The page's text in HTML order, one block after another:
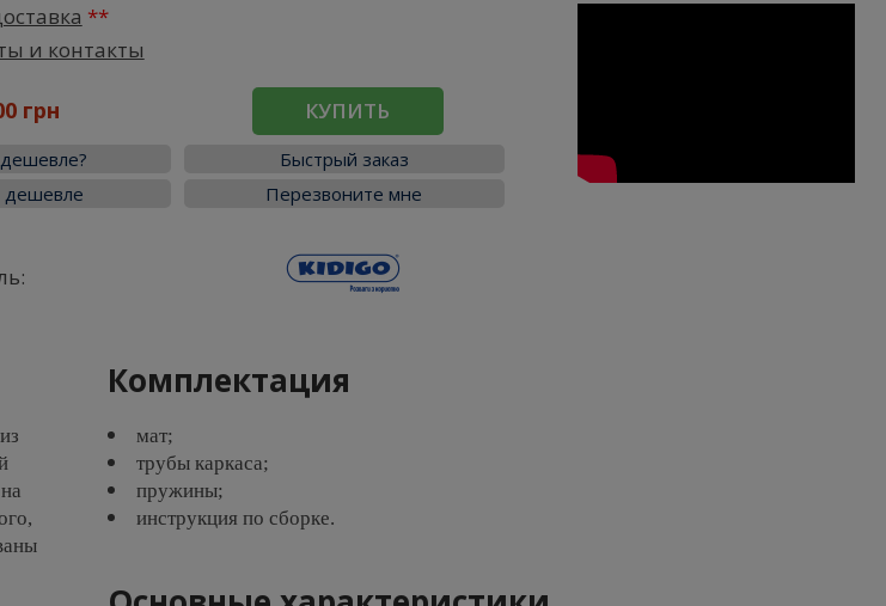
и контакты
грн КУПИТЬ
Быстрый заказ
дешевле
Перезвоните мне
Комплектация
мат;
трубы каркаса;
пружины;
инструкция по сборке.